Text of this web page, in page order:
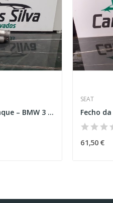
Motor de Arranque – BMW 3 (F30, F80)
SEAT
61,50 €